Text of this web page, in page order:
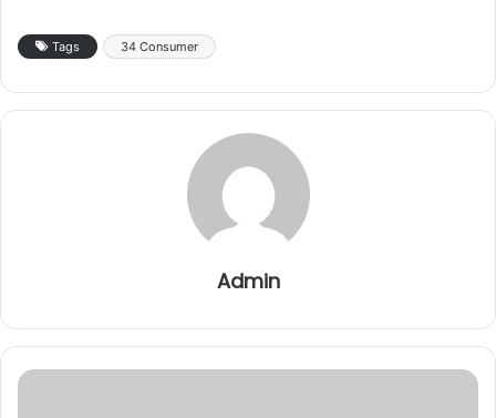
c
e
b
s
s
e
er
e
st
at
s
A
p
bl
r
e
Tags 34 Consumer
Admin